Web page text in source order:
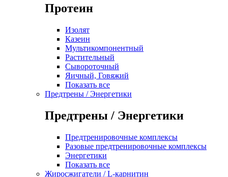
Протеин
Изолят
Казеин
Мультикомпонентный
Растительный
Сывороточный
Яичный, Говяжий
Показать все
Предтрены / Энергетики
Предтрены / Энергетики
Предтренировочные комплексы
Разовые предтренировочные комплексы
Энергетики
Показать все
Жиросжигатели / L-карнитин